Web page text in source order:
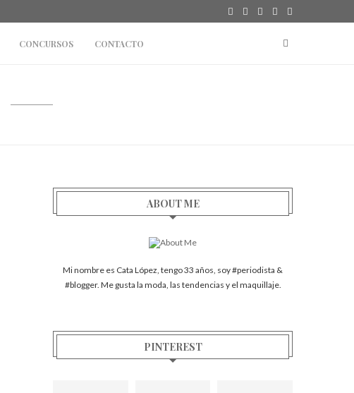
CONCURSOS CONTACTO
ABOUT ME
Mi nombre es Cata López, tengo 33 años, soy #periodista &
#blogger. Me gusta la moda, las tendencias y el maquillaje.
PINTEREST